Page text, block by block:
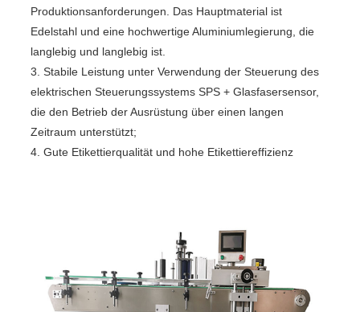
Produktionsanforderungen. Das Hauptmaterial ist
Edelstahl und eine hochwertige Aluminiumlegierung, die
langlebig und langlebig ist.
3. Stabile Leistung unter Verwendung der Steuerung des
elektrischen Steuerungssystems SPS + Glasfasersensor,
die den Betrieb der Ausrüstung über einen langen
Zeitraum unterstützt;
4. Gute Etikettierqualität und hohe Etikettiereffizienz